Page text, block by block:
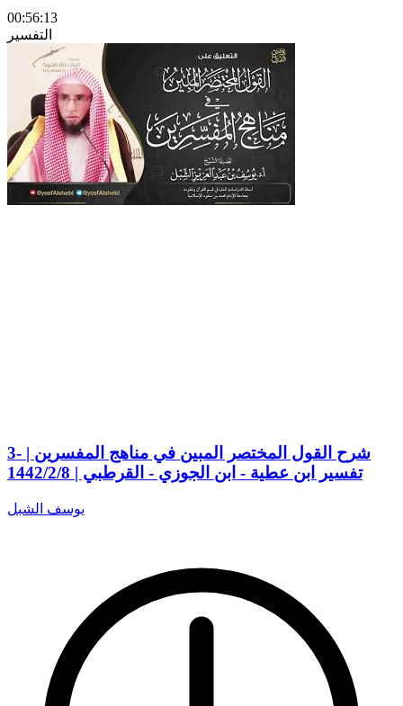
00:56:13
التفسير
3- شرح القول المختصر المبين في مناهج المفسرين |
تفسير ابن عطية - ابن الجوزي - القرطبي | 1442/2/8
يوسف الشبل